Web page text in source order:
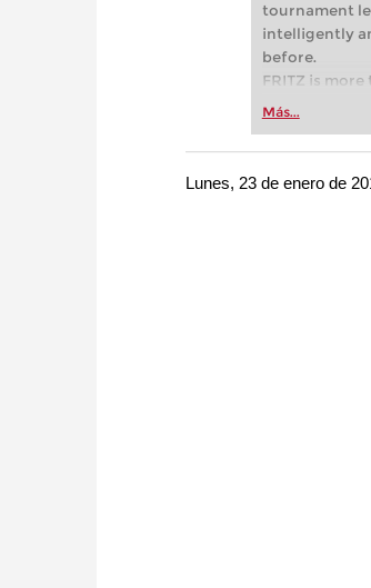
tournament
intelligently
before.
FRITZ is
Whether
more
approach
Más...
Lunes, 23 de enero de